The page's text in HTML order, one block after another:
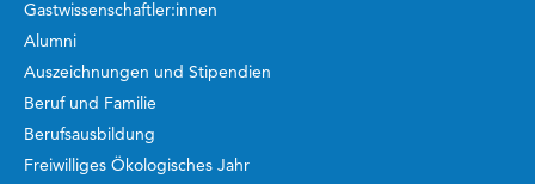
Gastwissenschaftler:innen
Alumni
Auszeichnungen und Stipendien
Beruf und Familie
Berufsausbildung
Freiwilliges Ökologisches Jahr